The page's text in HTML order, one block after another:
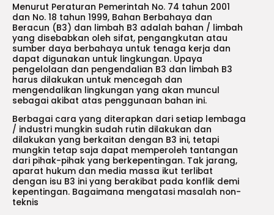
Menurut Peraturan Pemerintah No. 74 tahun 2001
dan No. 18 tahun 1999, Bahan Berbahaya dan
Beracun (B3) dan limbah B3 adalah bahan / limbah
yang disebabkan oleh sifat, pengangkutan atau
sumber daya berbahaya untuk tenaga kerja dan
dapat digunakan untuk lingkungan. Upaya
pengelolaan dan pengendalian B3 dan limbah B3
harus dilakukan untuk mencegah dan
mengendalikan lingkungan yang akan muncul
sebagai akibat atas penggunaan bahan ini.
Berbagai cara yang diterapkan dari setiap lembaga
/ industri mungkin sudah rutin dilakukan dan
dilakukan yang berkaitan dengan B3 ini, tetapi
mungkin tetap saja dapat memperoleh tantangan
dari pihak-pihak yang berkepentingan. Tak jarang,
aparat hukum dan media massa ikut terlibat
dengan isu B3 ini yang berakibat pada konflik demi
kepentingan. Bagaimana mengatasi masalah non-
teknis